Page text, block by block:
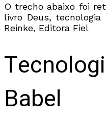
O trecho abaixo foi
livro Deus,
Reinke, Editora Fiel
Babel